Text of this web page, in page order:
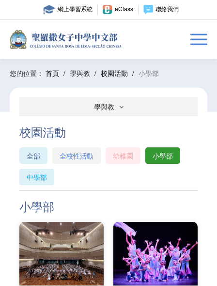
網上學習系統 eClass 聯絡我們
您的位置： 首頁 / 學與教 / 校園活動 / 小學部
學與教
校園活動
全部 全校性活動 幼稚園 小學部
中學部
小學部